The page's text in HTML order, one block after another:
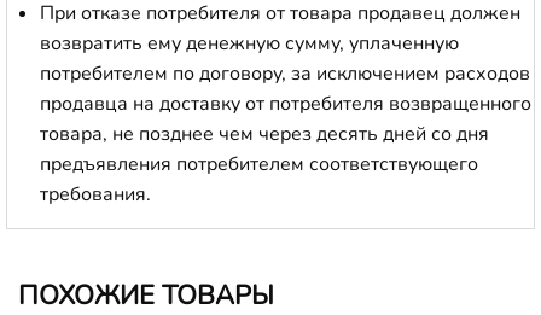
При отказе потребителя от товара продавец должен
возвратить ему денежную сумму, уплаченную
потребителем по договору, за исключением расходов
продавца на доставку от потребителя возвращенного
товара, не позднее чем через десять дней со дня
предъявления потребителем соответствующего
требования.
ПОХОЖИЕ ТОВАРЫ